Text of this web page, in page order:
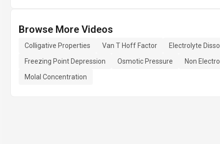
Browse More Videos
Colligative Properties Van T Hoff Factor
Electrolyte
Freezing Point Depression
Osmotic Pressure
Non
Molal Concentration